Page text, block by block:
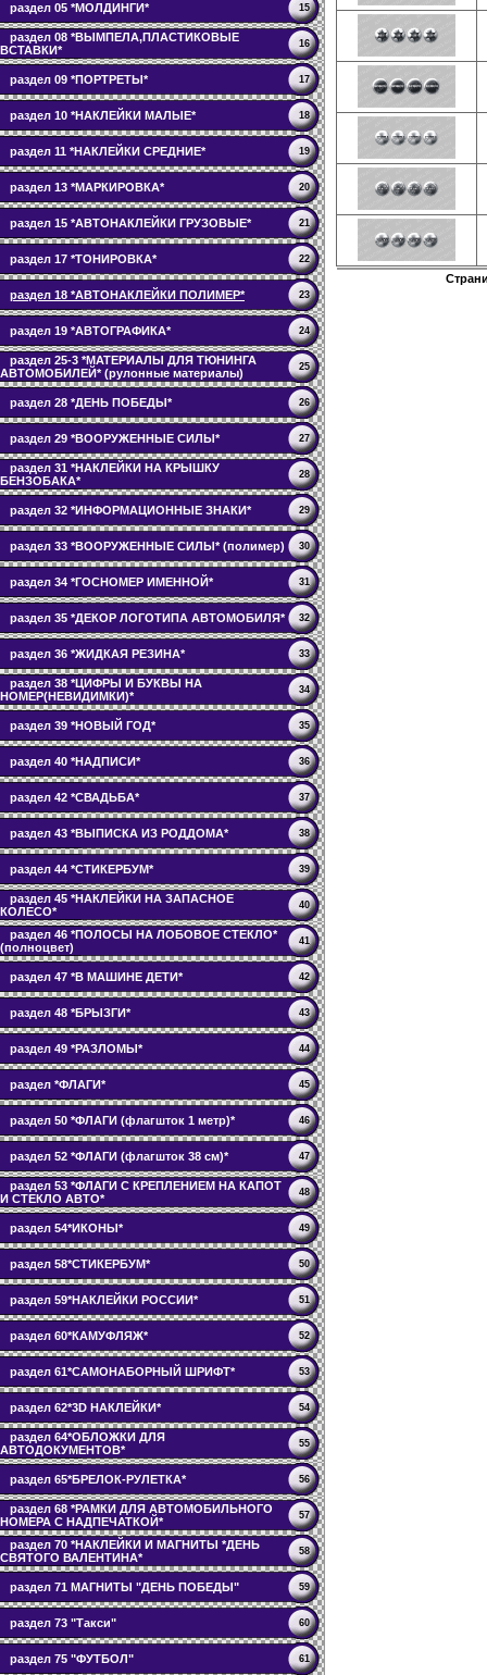
раздел 05 *МОЛДИНГИ* 15
раздел 08 *ВЫМПЕЛА,ПЛАСТИКОВЫЕ
ВСТАВКИ*
16
раздел 09 *ПОРТРЕТЫ* 17
раздел 10 *НАКЛЕЙКИ МАЛЫЕ* 18
раздел 11 *НАКЛЕЙКИ СРЕДНИЕ* 19
раздел 13 *МАРКИРОВКА* 20
раздел 15 *АВТОНАКЛЕЙКИ ГРУЗОВЫЕ* 21
раздел 17 *ТОНИРОВКА* 22
раздел 18 *АВТОНАКЛЕЙКИ ПОЛИМЕР* 23
раздел 19 *АВТОГРАФИКА* 24
раздел 25-3 *МАТЕРИАЛЫ ДЛЯ ТЮНИНГА
АВТОМОБИЛЕЙ* (рулонные материалы)
25
раздел 28 *ДЕНЬ ПОБЕДЫ* 26
раздел 29 *ВООРУЖЕННЫЕ СИЛЫ* 27
раздел 31 *НАКЛЕЙКИ НА КРЫШКУ
БЕНЗОБАКА*
28
раздел 32 *ИНФОРМАЦИОННЫЕ ЗНАКИ* 29
раздел 33 *ВООРУЖЕННЫЕ СИЛЫ* (полимер) 30
раздел 34 *ГОСНОМЕР ИМЕННОЙ* 31
раздел 35 *ДЕКОР ЛОГОТИПА АВТОМОБИЛЯ* 32
раздел 36 *ЖИДКАЯ РЕЗИНА* 33
раздел 38 *ЦИФРЫ И БУКВЫ НА
НОМЕР(НЕВИДИМКИ)*
34
раздел 39 *НОВЫЙ ГОД* 35
раздел 40 *НАДПИСИ* 36
раздел 42 *СВАДЬБА* 37
раздел 43 *ВЫПИСКА ИЗ РОДДОМА* 38
раздел 44 *СТИКЕРБУМ* 39
раздел 45 *НАКЛЕЙКИ НА ЗАПАСНОЕ
КОЛЕСО*
40
раздел 46 *ПОЛОСЫ НА ЛОБОВОЕ СТЕКЛО*
(полноцвет)
41
раздел 47 *В МАШИНЕ ДЕТИ* 42
раздел 48 *БРЫЗГИ* 43
раздел 49 *РАЗЛОМЫ* 44
раздел *ФЛАГИ* 45
раздел 50 *ФЛАГИ (флагшток 1 метр)* 46
раздел 52 *ФЛАГИ (флагшток 38 см)* 47
раздел 53 *ФЛАГИ С КРЕПЛЕНИЕМ НА КАПОТ
И СТЕКЛО АВТО*
48
раздел 54*ИКОНЫ* 49
раздел 58*СТИКЕРБУМ* 50
раздел 59*НАКЛЕЙКИ РОССИИ* 51
раздел 60*КАМУФЛЯЖ* 52
раздел 61*САМОНАБОРНЫЙ ШРИФТ* 53
раздел 62*3D НАКЛЕЙКИ* 54
раздел 64*ОБЛОЖКИ ДЛЯ
АВТОДОКУМЕНТОВ*
55
раздел 65*БРЕЛОК-РУЛЕТКА* 56
раздел 68 *РАМКИ ДЛЯ АВТОМОБИЛЬНОГО
НОМЕРА С НАДПЕЧАТКОЙ*
57
раздел 70 *НАКЛЕЙКИ И МАГНИТЫ *ДЕНЬ
СВЯТОГО ВАЛЕНТИНА*
58
раздел 71 МАГНИТЫ "ДЕНЬ ПОБЕДЫ" 59
раздел 73 "Такси" 60
раздел 75 "ФУТБОЛ" 61